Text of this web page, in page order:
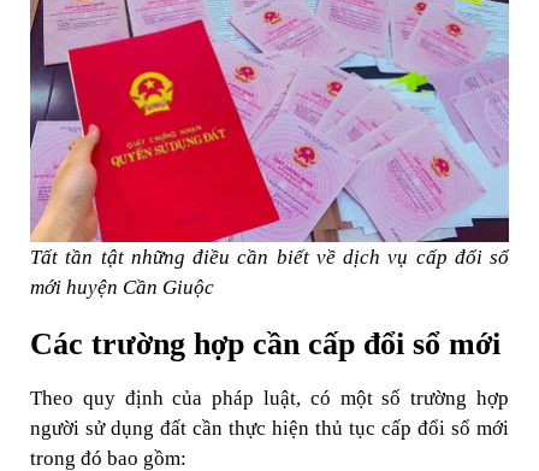
Tất tần tật những điều cần biết về dịch vụ cấp đổi sổ
mới huyện Cần Giuộc
Các trường hợp cần cấp đổi sổ mới
Theo quy định của pháp luật, có một số trường hợp
người sử dụng đất cần thực hiện thủ tục cấp đổi sổ mới
trong đó bao gồm: